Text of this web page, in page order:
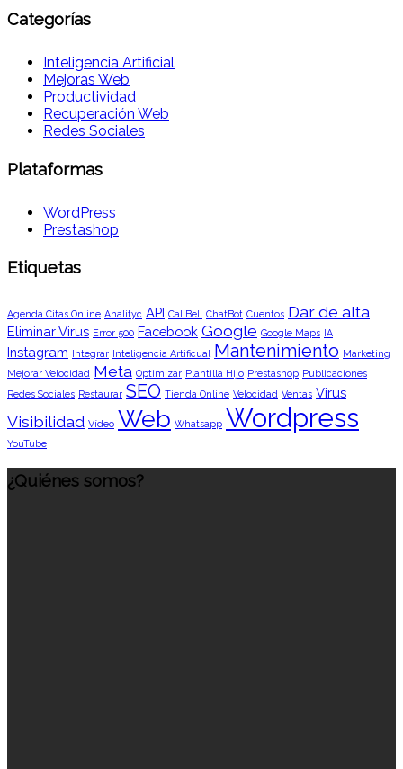
Categorías
Inteligencia Artificial
Mejoras Web
Productividad
Recuperación Web
Redes Sociales
Plataformas
WordPress
Prestashop
Etiquetas
Agenda Citas Online Analityc API CallBell ChatBot Cuentos Dar de alta
Eliminar Virus Error 500 Facebook Google Google Maps IA
Instagram Integrar Inteligencia Artificual Mantenimiento Marketing
Mejorar Velocidad Meta Optimizar Plantilla Hijo Prestashop Publicaciones
Redes Sociales Restaurar SEO Tienda Online Velocidad Ventas Virus
Visibilidad Vídeo Web Whatsapp Wordpress
YouTube
¿Quiénes somos?